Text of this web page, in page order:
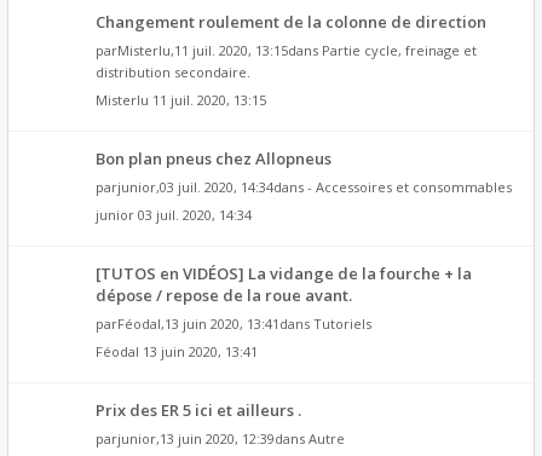
Changement roulement de la colonne de direction
parMisterlu,11 juil. 2020, 13:15dans Partie cycle, freinage et
distribution secondaire.
Misterlu 11 juil. 2020, 13:15
Bon plan pneus chez Allopneus
parjunior,03 juil. 2020, 14:34dans - Accessoires et consommables
junior 03 juil. 2020, 14:34
[TUTOS en VIDÉOS] La vidange de la fourche + la
dépose / repose de la roue avant.
parFéodal,13 juin 2020, 13:41dans Tutoriels
Féodal 13 juin 2020, 13:41
Prix des ER 5 ici et ailleurs .
parjunior,13 juin 2020, 12:39dans Autre